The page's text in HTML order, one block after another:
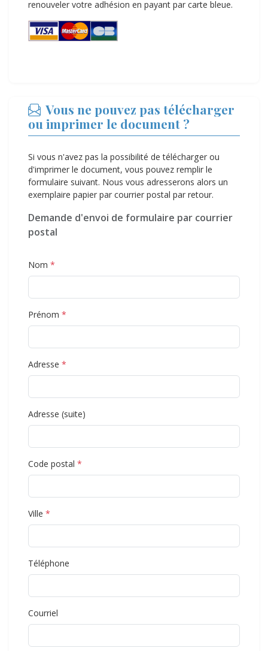
renouveler votre adhésion en payant par carte bleue.
Vous ne pouvez pas télécharger
ou imprimer le document ?
Si vous n'avez pas la possibilité de télécharger ou
d'imprimer le document, vous pouvez remplir le
formulaire suivant. Nous vous adresserons alors un
exemplaire papier par courrier postal par retour.
Demande d'envoi de formulaire par courrier
postal
Nom *
Prénom *
Adresse *
Adresse (suite)
Code postal *
Ville *
Téléphone
Courriel